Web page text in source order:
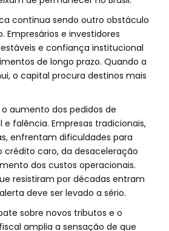
continua sendo outro obstáculo
Empresários e investidores
e confiança institucional
de longo prazo. Quando a
o capital procura destinos mais
aumento dos pedidos de
falência. Empresas tradicionais,
enfrentam dificuldades para
crédito caro, da desaceleração
dos custos operacionais.
resistiram por décadas entram
deve ser levado a sério.
sobre novos tributos e o
amplia a sensação de que